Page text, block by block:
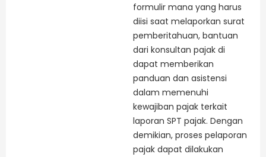
formulir mana yang harus
diisi saat melaporkan surat
pemberitahuan, bantuan
dari konsultan pajak di
dapat memberikan
panduan dan asistensi
dalam memenuhi
kewajiban pajak terkait
laporan SPT pajak. Dengan
demikian, proses pelaporan
pajak dapat dilakukan